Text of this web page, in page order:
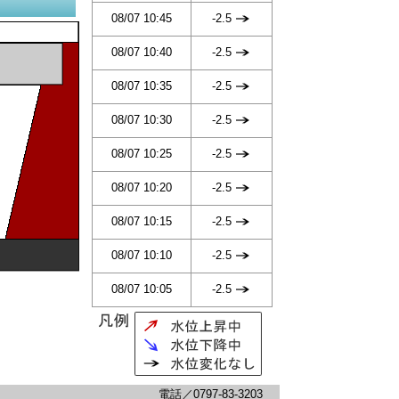
08/07 10:45 -2.5
08/07 10:40 -2.5
08/07 10:35 -2.5
08/07 10:30 -2.5
08/07 10:25 -2.5
08/07 10:20 -2.5
08/07 10:15 -2.5
08/07 10:10 -2.5
08/07 10:05 -2.5
電話／0797-83-3203